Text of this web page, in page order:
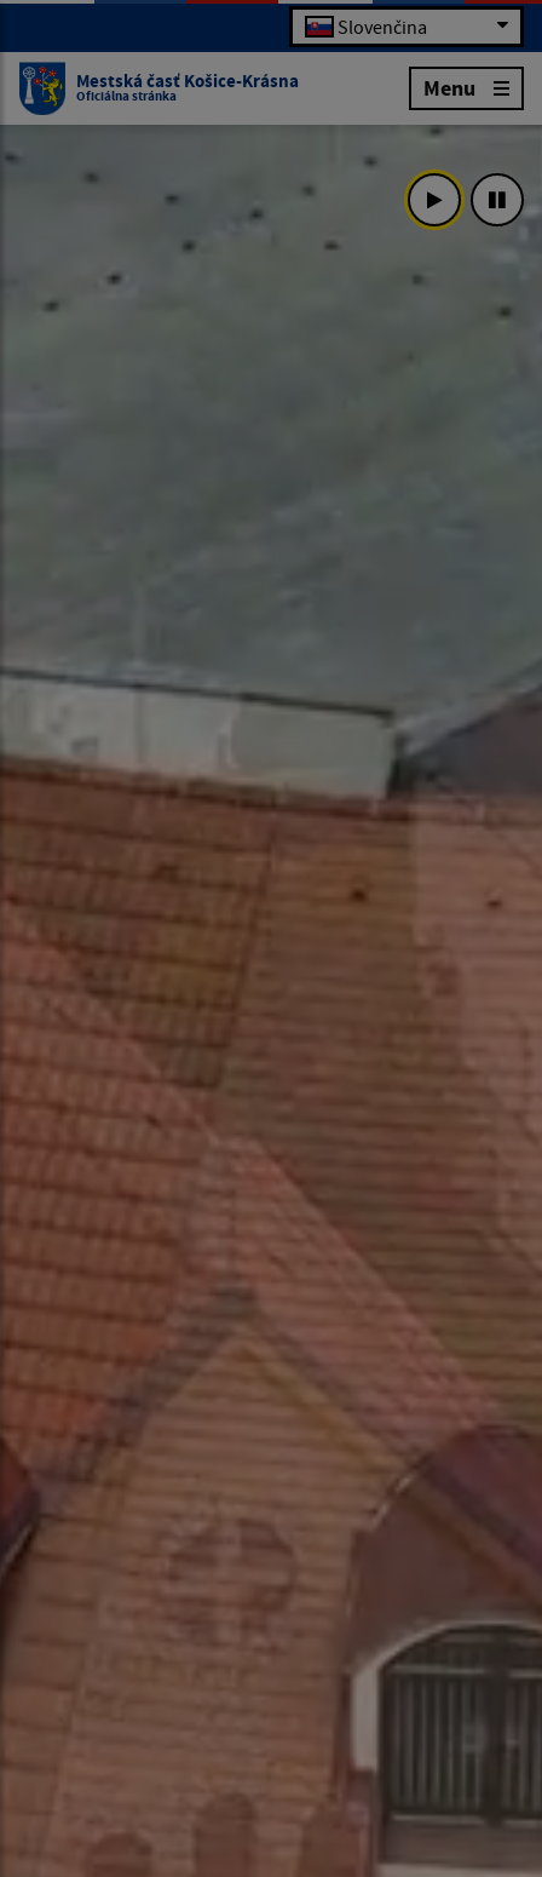
Slovenčina
Mestská časť Košice-Krásna
Oficiálna stránka Menu